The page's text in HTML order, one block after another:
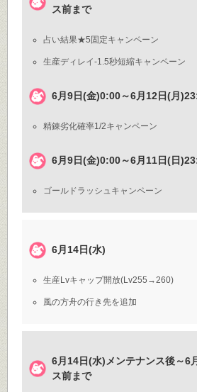
ス前まで
占い結果★5固定キャンペーン
生産ディレイ-1.5秒短縮キャンペーン
6月9日(金)0:00～6月12日(月
精錬劣化確率1/2キャンペーン
6月9日(金)0:00～6月11日(日
ゴールドラッシュキャンペーン
6月14日(水)
生産Lvキャップ開放(Lv255→260)
風の方舟の行き先を追加
6月14日(水)メンテナンス後～6
ス前まで